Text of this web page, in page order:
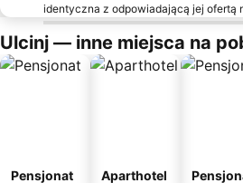
identyczna z odpowiadającą jej ofertą
Ulcinj — inne miejsca na
Pensjonat Aparthotel